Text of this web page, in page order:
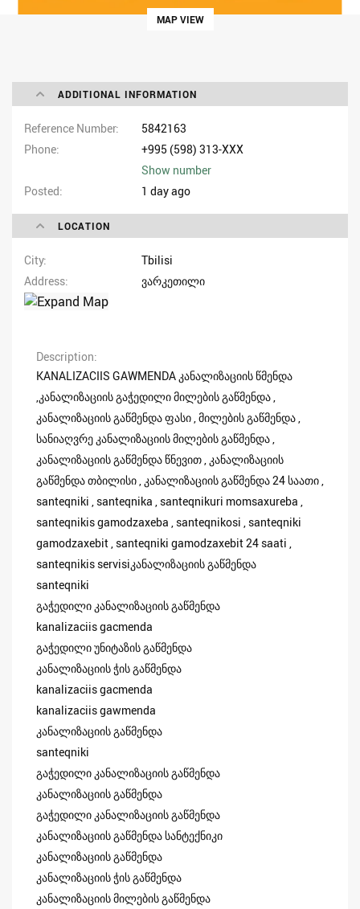
MAP VIEW
ADDITIONAL INFORMATION
Reference Number
5842163
Phone
+995 (598) 313-XXX
Show number
Posted
1 day ago
LOCATION
City
Tbilisi
Address
ვარკეთილი
Description
KANALIZACIIS GAWMENDA კანალიზაციის წმენდა
,კანალიზაციის გაჭედილი მილების გაწმენდა ,
კანალიზაციის გაწმენდა ფასი , მილების გაწმენდა ,
სანიაღვრე კანალიზაციის მილების გაწმენდა ,
კანალიზაციის გაწმენდა წნევით , კანალიზაციის
გაწმენდა თბილისი , კანალიზაციის გაწმენდა 24 საათი ,
santeqniki , santeqnika , santeqnikuri momsaxureba ,
santeqnikis gamodzaxeba , santeqnikosi , santeqniki
gamodzaxebit , santeqniki gamodzaxebit 24 saati ,
santeqnikis servisiკანალიზაციის გაწმენდა
santeqniki
გაჭედილი კანალიზაციის გაწმენდა
kanalizaciis gacmenda
გაჭედილი უნიტაზის გაწმენდა
კანალიზაციის ჭის გაწმენდა
kanalizaciis gacmenda
kanalizaciis gawmenda
კანალიზაციის გაწმენდა
santeqniki
გაჭედილი კანალიზაციის გაწმენდა
კანალიზაციის გაწმენდა
გაჭედილი კანალიზაციის გაწმენდა
კანალიზაციის გაწმენდა სანტექნიკი
კანალიზაციის გაწმენდა
კანალიზაციის ჭის გაწმენდა
კანალიზაციის მილების გაწმენდა